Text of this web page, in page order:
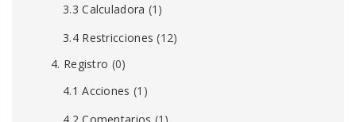
3.3 Calculadora (1)
3.4 Restricciones (12)
4. Registro (0)
4.1 Acciones (1)